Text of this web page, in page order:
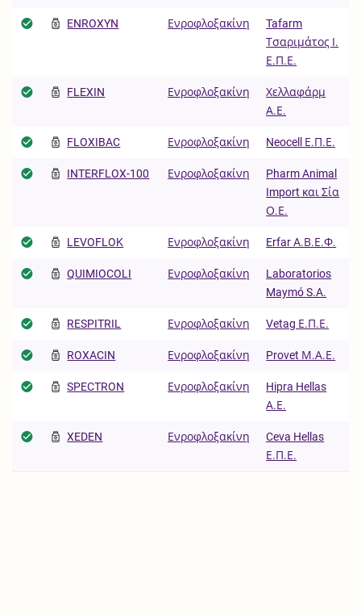
ENROXYN Ενροφλοξακίνη
Tafarm
Τσαριμάτος Ι.
Ε.Π.Ε.
FLEXIN Ενροφλοξακίνη
Χελλαφάρμ
Α.Ε.
FLOXIBAC Ενροφλοξακίνη Neocell Ε.Π.Ε.
INTERFLOX-100 Ενροφλοξακίνη
Pharm Animal
Import και Σία
Ο.Ε.
LEVOFLOK Ενροφλοξακίνη Erfar A.Β.Ε.Φ.
QUIMIOCOLI Ενροφλοξακίνη
Laboratorios
Maymó S.A.
RESPITRIL Ενροφλοξακίνη Vetag Ε.Π.Ε.
ROXACIN Ενροφλοξακίνη Provet Μ.Α.Ε.
SPECTRON Ενροφλοξακίνη
Hipra Hellas
Α.Ε.
XEDEN Ενροφλοξακίνη
Ceva Hellas
Ε.Π.Ε.